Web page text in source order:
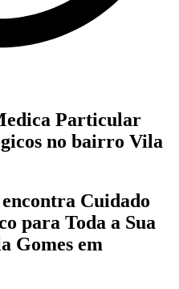
Particular
no bairro Vila
Cuidado
para Toda a Sua
Gomes em